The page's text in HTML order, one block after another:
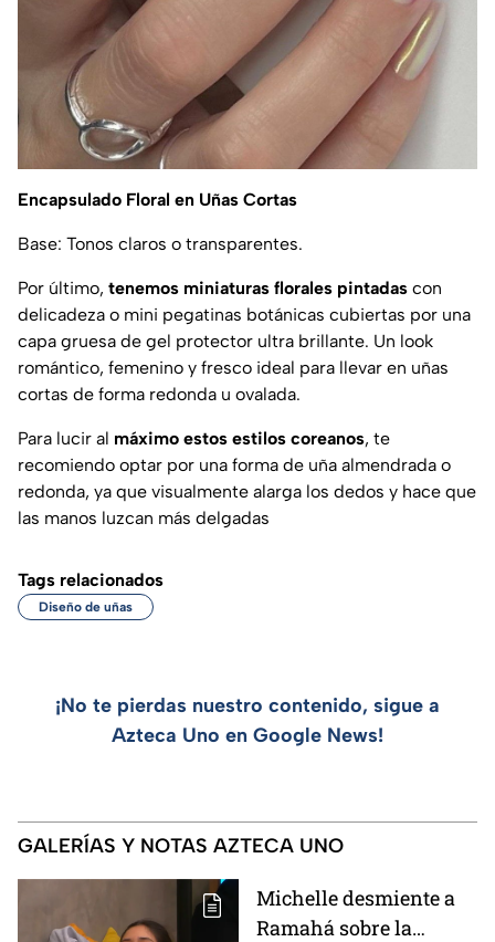
Encapsulado Floral en Uñas Cortas
Base: Tonos claros o transparentes.
Por último, tenemos miniaturas florales pintadas con
delicadeza o mini pegatinas botánicas cubiertas por una
capa gruesa de gel protector ultra brillante. Un look
romántico, femenino y fresco ideal para llevar en uñas
cortas de forma redonda u ovalada.
Para lucir al máximo estos estilos coreanos, te
recomiendo optar por una forma de uña almendrada o
redonda, ya que visualmente alarga los dedos y hace que
las manos luzcan más delgadas
Tags relacionados
Diseño de uñas
¡No te pierdas nuestro contenido, sigue a
Azteca Uno en Google News!
GALERÍAS Y NOTAS AZTECA UNO
Michelle desmiente a
Ramahá sobre la